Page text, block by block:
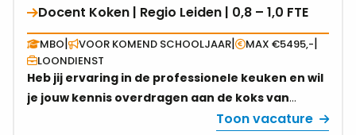
afwisselende functie waarin jouw
fteDocent Koken | Regio Leiden | 0,8 – 1,0 FTE
MBO| VOOR KOMEND SCHOOLJAAR| MAX €5495,-|
LOONDIENST
Heb jij ervaring in de professionele keuken en wil
je jouw kennis overdragen aan de koks van
morgen? Voor een mbo-instelling in regio Leiden
Toon vacature
Bekijk
vacature
over
Docent
Koken
|